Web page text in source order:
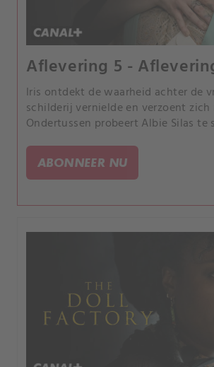
Aflevering 5 -
Iris ontdekt de waarheid achter de
schilderij vernielde en verzoent zich
Ondertussen probeert Albie Silas te
ingrijpen.
ABONNEER NU